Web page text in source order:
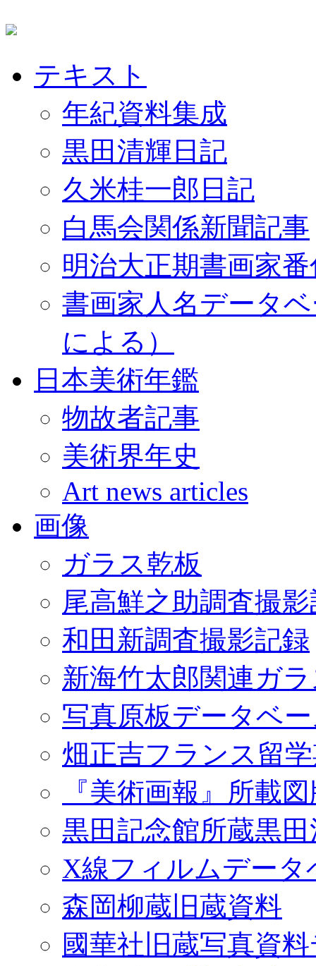
テキスト
年紀資料集成
黒田清輝日記
久米桂一郎日記
白馬会関係新聞記事
明治大正期書画家
書画家人名データ
による）
日本美術年鑑
物故者記事
美術界年史
Art news articles
画像
ガラス乾板
尾高鮮之助調査撮
和田新調査撮影記録
新海竹太郎関連ガ
写真原板データベ
畑正吉フランス留
『美術画報』所載
黒田記念館所蔵黒
X線フィルムデータ
森岡柳蔵旧蔵資料
國華社旧蔵写真資